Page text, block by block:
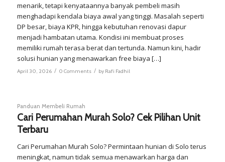
menarik, tetapi kenyataannya banyak pembeli masih
menghadapi kendala biaya awal yang tinggi. Masalah seperti
DP besar, biaya KPR, hingga kebutuhan renovasi dapur
menjadi hambatan utama. Kondisi ini membuat proses
memiliki rumah terasa berat dan tertunda. Namun kini, hadir
solusi hunian yang menawarkan free biaya […]
April 30, 2026 / 0 Comments / by Rafi Fadhil
Panduan Membeli Rumah
Cari Perumahan Murah Solo? Cek Pilihan Unit
Terbaru
Cari Perumahan Murah Solo? Permintaan hunian di Solo terus
meningkat, namun tidak semua menawarkan harga dan